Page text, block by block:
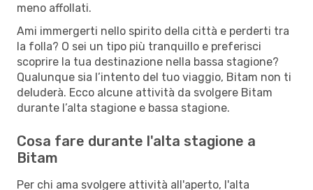
meno affollati.
Ami immergerti nello spirito della città e perderti tra
la folla? O sei un tipo più tranquillo e preferisci
scoprire la tua destinazione nella bassa stagione?
Qualunque sia l’intento del tuo viaggio, Bitam non ti
deluderà. Ecco alcune attività da svolgere Bitam
durante l’alta stagione e bassa stagione.
Cosa fare durante l'alta stagione a
Bitam
Per chi ama svolgere attività all'aperto, l'alta